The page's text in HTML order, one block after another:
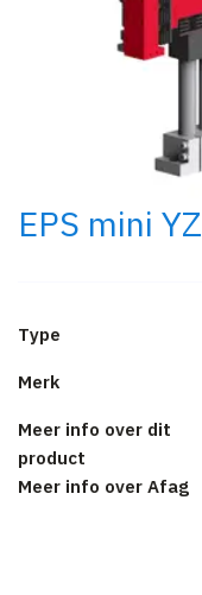
EPS mini YZ
Type
Merk
Meer info over dit
product
Meer info over Afag